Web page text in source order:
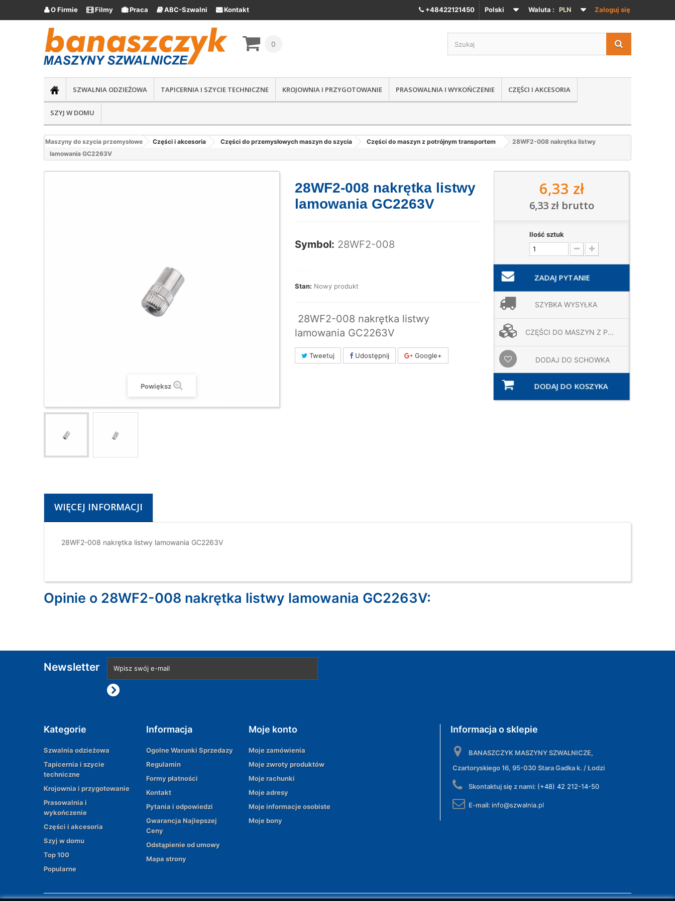
Zaloguj się
Waluta : PLN
Polski
O Firmie Filmy Praca ABC-Szwalni Kontakt +48422121450
0
SZWALNIA ODZIEŻOWA TAPICERNIA I SZYCIE TECHNICZNE KROJOWNIA I PRZYGOTOWANIE PRASOWALNIA I WYKOŃCZENIE CZĘŚCI I AKCESORIA
SZYJ W DOMU
Maszyny do szycia przemysłowe Części i akcesoria Części do przemysłowych maszyn do szycia Części do maszyn z potrójnym transportem
28WF2-008 nakrętka listwy
lamowania GC2263V
Powiększ
28WF2-008 nakrętka listwy
lamowania GC2263V
Symbol: 28WF2-008
Stan: Nowy produkt
28WF2-008 nakrętka listwy
lamowania GC2263V
Tweetuj Udostępnij Google+
6,33 zł
6,33 złbrutto
Ilość sztuk
ZADAJ PYTANIE
SZYBKA WYSYŁKA
CZĘŚCI DO MASZYN Z P...
DODAJ DO SCHOWKA
DODAJ DO KOSZYKA
WIĘCEJ INFORMACJI
28WF2-008 nakrętka listwy lamowania GC2263V
Opinie o 28WF2-008 nakrętka listwy lamowania GC2263V:
Newsletter
Kategorie
Szwalnia odzieżowa
Tapicernia i szycie
techniczne
Krojownia i przygotowanie
Prasowalnia i
wykończenie
Części i akcesoria
Szyj w domu
Top 100
Popularne
Informacja
Ogolne Warunki Sprzedazy
Regulamin
Formy płatności
Kontakt
Pytania i odpowiedzi
Gwarancja Najlepszej
Ceny
Odstąpienie od umowy
Mapa strony
Moje konto
Moje zamówienia
Moje zwroty produktów
Moje rachunki
Moje adresy
Moje informacje osobiste
Moje bony
Informacja o sklepie
BANASZCZYK MASZYNY SZWALNICZE,
Czartoryskiego 16, 95-030 Stara Gadka k. / Łodzi
Skontaktuj się z nami: (+48) 42 212-14-50
E-mail: info@szwalnia.pl